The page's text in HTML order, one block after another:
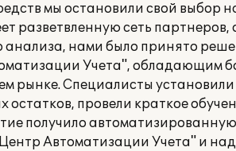
мы остановили свой выбор
разветвленную сеть
анализа, нами было принято
Учета", обладающим
рынке. Специалисты
остатков, провели краткое
получило автоматизированную
Автоматизации Учета" и